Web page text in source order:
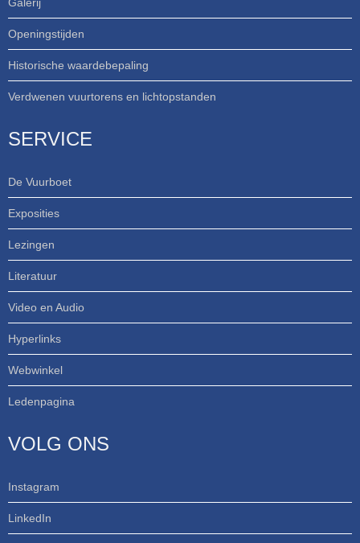
Openingstijden
Historische waardebepaling
Verdwenen vuurtorens en lichtopstanden
SERVICE
De Vuurboet
Exposities
Lezingen
Literatuur
Video en Audio
Hyperlinks
Webwinkel
Ledenpagina
VOLG ONS
Instagram
LinkedIn